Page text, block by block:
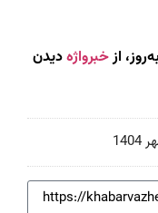
ازخبرواژهدیدن